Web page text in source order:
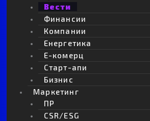
Вести
Финансии
Компании
Енергетика
Е-комерц
Старт-апи
Бизнис
Маркетинг
ПР
CSR/ESG